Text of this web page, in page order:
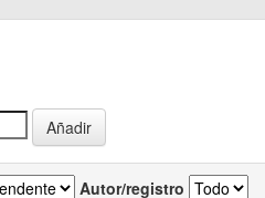
Autor/registro